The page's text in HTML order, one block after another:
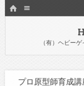
HOME
（有）ヘビー
プロ原型師育成講